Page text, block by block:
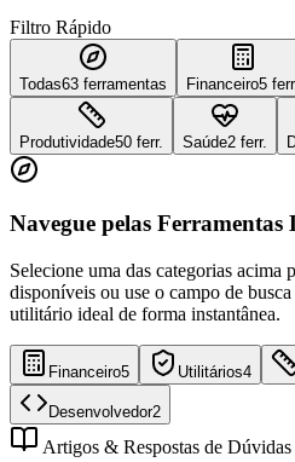
Filtro Rápido
Todas63 ferramentas Financeiro5 ferr.
Produtividade50 ferr. Saúde2 ferr.
Navegue pelas Ferramentas
Selecione uma das categorias acima
disponíveis ou use o campo de
utilitário ideal de forma instantânea.
Financeiro5 Utilitários4
Desenvolvedor2
Artigos & Respostas de Dúvidas